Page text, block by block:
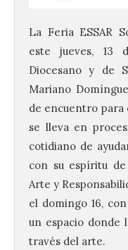
La Feria ESSAR
este jueves, 13
Diocesano y de
Mariano
de encuentro para
se lleva en
cotidiano de
con su espíritu de
Arte y
el domingo 16,
un espacio donde
través del arte.